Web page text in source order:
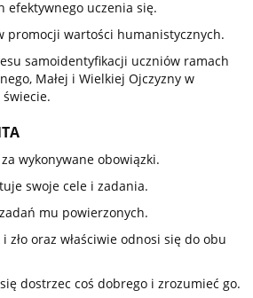
efektywnego uczenia się.
promocji wartości humanistycznych.
samoidentyfikacji uczniów ramach
Małej i Wielkiej Ojczyzny w
wykonywane obowiązki.
swoje cele i zadania.
mu powierzonych.
zło oraz właściwie odnosi się do obu
dostrzec coś dobrego i zrozumieć go.